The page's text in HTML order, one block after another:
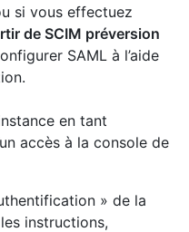
si vous effectuez
de SCIM préversion
SAML à l’aide
en tant
accès à la console de
» de la
instructions,